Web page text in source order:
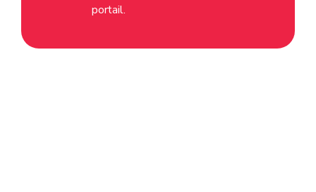
portail.